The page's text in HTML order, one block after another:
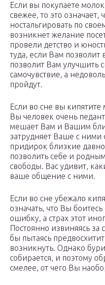
Если вы покупаете
свежее, то это означает,
ностальгировать по
возникнет желание
провели детство и
туда, если Вам позволит
позволит Вам улучшить
самочувствие, а
пройдут.
Если во сне вы кипятите
Вы человек очень
мешает Вам и Вашим
затрудняет Ваше с
придирок близкие
позволить себе и
свободы. Вас удивит,
ваше общение с ними.
Если во сне убежало
означать, что Вы
ошибку, а страх этот
Постоянно извиняясь за
бы пытаясь
возникнуть. Однако
собирается, и поэтому
смелее, от чего Вы